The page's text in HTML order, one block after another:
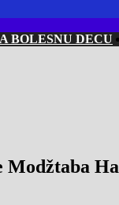
BOLESNU DECU